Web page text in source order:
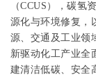
（CCUS ），碳氢
源化与环境修复，
源、交通及工业领
新驱动化工产业全
建清洁低碳、安全